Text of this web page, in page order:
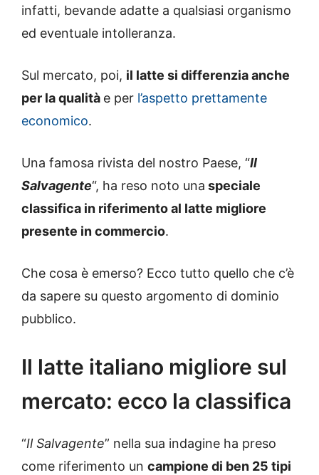
infatti, bevande adatte a qualsiasi organismo
ed eventuale intolleranza.
Sul mercato, poi, il latte si differenzia anche
per la qualità e per l’aspetto prettamente
economico.
Una famosa rivista del nostro Paese, “Il
Salvagente“, ha reso noto una speciale
classifica in riferimento al latte migliore
presente in commercio.
Che cosa è emerso? Ecco tutto quello che c’è
da sapere su questo argomento di dominio
pubblico.
Il latte italiano migliore sul
mercato: ecco la classifica
“Il Salvagente” nella sua indagine ha preso
come riferimento un campione di ben 25 tipi